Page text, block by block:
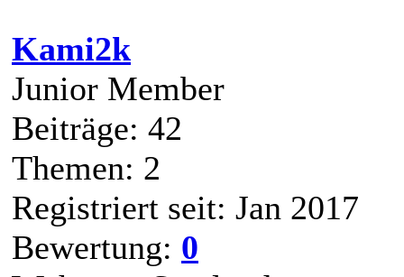
Suchen
Zitieren
Kami2k
Junior Member